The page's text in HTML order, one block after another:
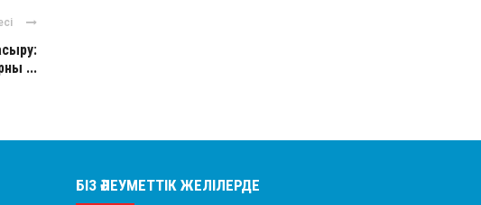
...
БІЗ ӘЛЕУМЕТТІК ЖЕЛІЛЕРДЕ